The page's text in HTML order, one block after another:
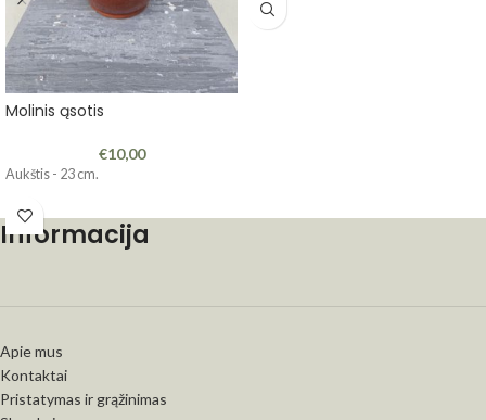
Molinis ąsotis
€10,00
Aukštis - 23 cm.
Informacija
Apie mus
Kontaktai
Pristatymas ir grąžinimas